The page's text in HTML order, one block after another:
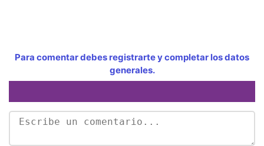
Para comentar debes registrarte y completar los datos
generales.